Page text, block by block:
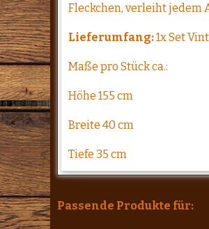
Fleckchen, verleiht jedem
Lieferumfang:1x Set
Maße pro Stück ca.:
Höhe 155 cm
Breite 40 cm
Tiefe 35 cm
Passende Produkte für: